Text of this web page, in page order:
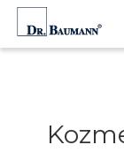
Kosmetické